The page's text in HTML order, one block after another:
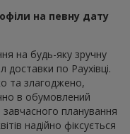
на певну дату
на будь-яку зручну
доставки по Раухівці.
та злагоджено,
в обумовлений
завчасного планування
надійно фіксується